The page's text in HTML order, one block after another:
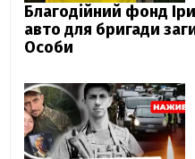
Благодійний фонд
авто для бригади
Особи